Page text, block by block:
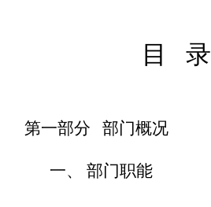
目 录
第一部分 部门概况
一、 部门职能